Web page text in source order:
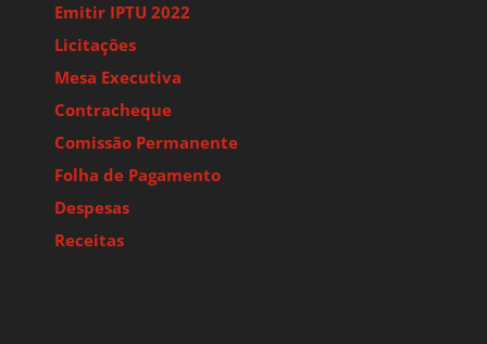
Emitir IPTU 2022
Licitações
Mesa Executiva
Contracheque
Comissão Permanente
Folha de Pagamento
Despesas
Receitas